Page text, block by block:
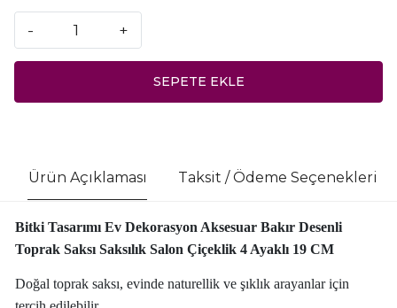
- +
SEPETE EKLE
Ürün Açıklaması Taksit / Ödeme Seçenekleri
Bitki Tasarımı Ev Dekorasyon Aksesuar Bakır Desenli
Toprak Saksı Saksılık Salon Çiçeklik 4 Ayaklı 19 CM
Doğal toprak saksı, evinde naturellik ve şıklık arayanlar için